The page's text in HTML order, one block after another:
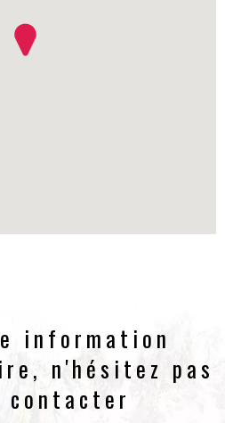
information
n'hésitez pas
contacter